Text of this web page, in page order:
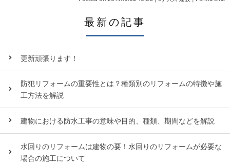
最新の記事
更新頑張ります！
防犯リフォームの重要性とは？種類別のリフォームの特徴や施
工方法を解説
建物における防水工事の意味や目的、種類、期間などを解説
水回りのリフォームは建物の要！水回りのリフォームが必要な
場合の施工について